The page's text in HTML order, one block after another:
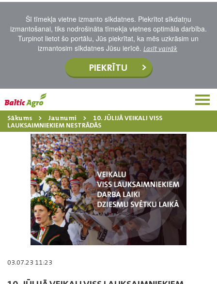
Šī tīmekļa vietne izmanto sīkdatnes. Piekrītot sīkdatņu
izmantošanai, tiks nodrošināta tīmekļa vietnes optimāla darbība.
Turpinot lietot šo portālu, Jūs piekrītat, ka mēs uzkrāsim un
izmantosim sīkdatnes Jūsu ierīcē. Lasīt vairāk
PIEKRĪTU
Sākums Jaunumi
10. JŪLIJĀ VEIKALI VISS
LAUKSAIMNIEKIEM NESTRĀDĀS
03.07.23 11:23